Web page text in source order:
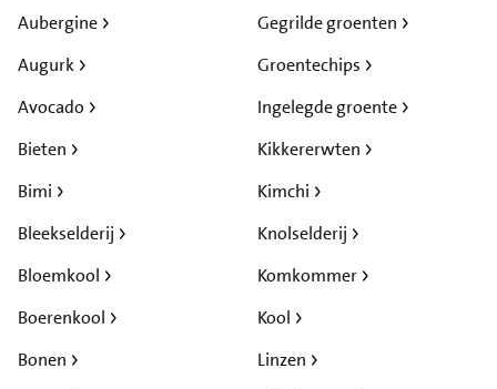
Aubergine
Augurk
Avocado
Bieten
Bimi
Bleekselderij
Bloemkool
Boerenkool
Bonen
Gegrilde groenten
Groentechips
Ingelegde groente
Kikkererwten
Kimchi
Knolselderij
Komkommer
Kool
Linzen